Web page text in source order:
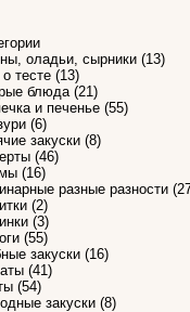
оладьи, сырники(13)
тесте(13)
блюда(21)
и печенье(55)
(6)
закуски(8)
(46)
(16)
разные разности
(2)
(3)
(55)
закуски(16)
(41)
(54)
закуски(8)